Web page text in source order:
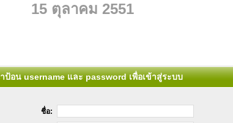
15 ตุลาคม 2551
ป้อน username และ password เพื่อเข้าสู่ระบบ
ชื่อ: